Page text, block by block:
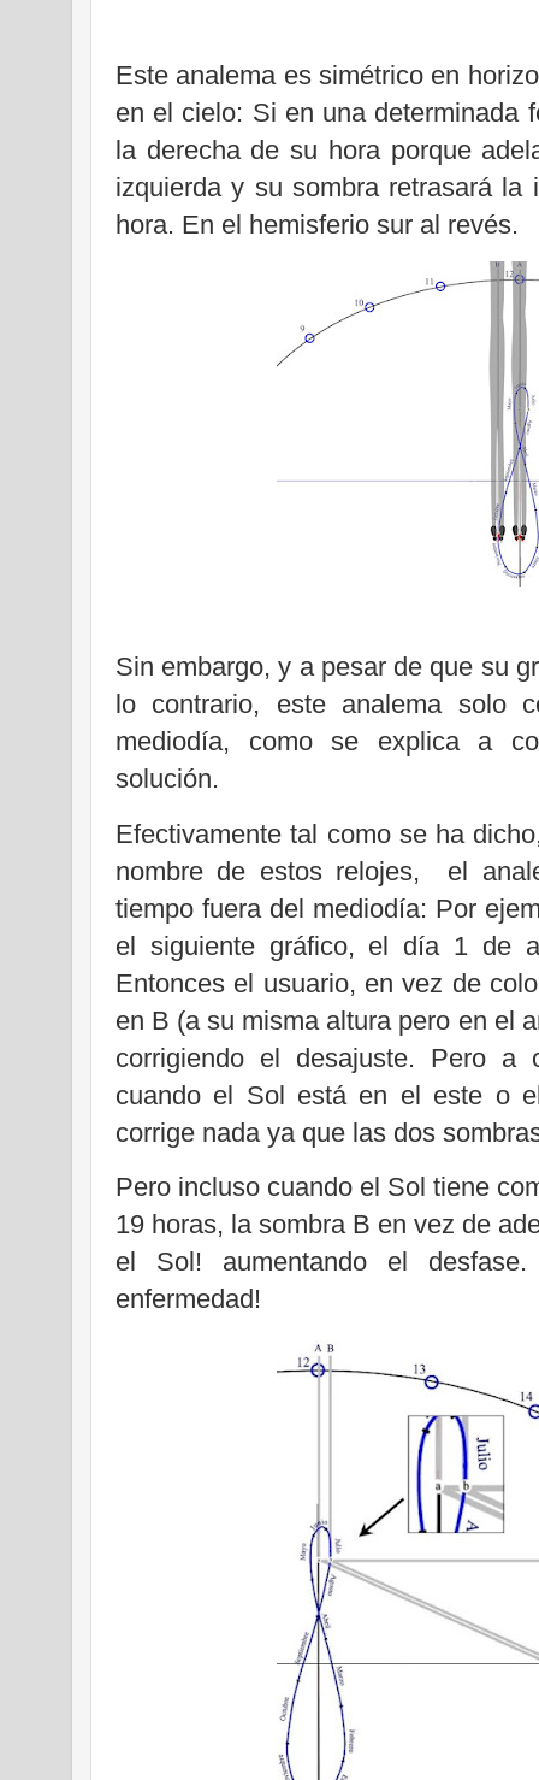
Este analema es simétrico en
en el cielo: Si en una determinada
la derecha de su hora porque
izquierda y su sombra retrasará
hora. En el hemisferio sur al revés.
Sin embargo, y a pesar de que su
lo contrario, este analema solo
mediodía, como se explica a
solución.
Efectivamente tal como se ha
nombre de estos relojes, el
tiempo fuera del mediodía: Por
el siguiente gráfico, el día 1 de
Entonces el usuario, en vez de
en B (a su misma altura pero en el
corrigiendo el desajuste. Pero
cuando el Sol está en el este o
corrige nada ya que las dos
Pero incluso cuando el Sol tiene
19 horas, la sombra B en vez de
el Sol! aumentando el
enfermedad!